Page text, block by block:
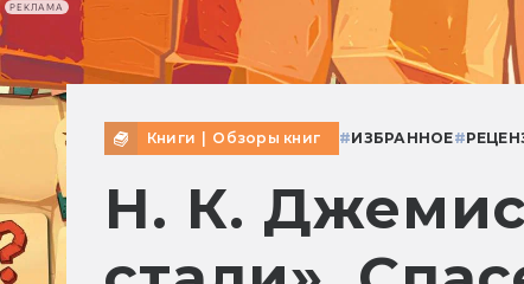
РЕКЛАМА
Книги Обзоры книг #ИЗБРАННОЕ#
Н. К.